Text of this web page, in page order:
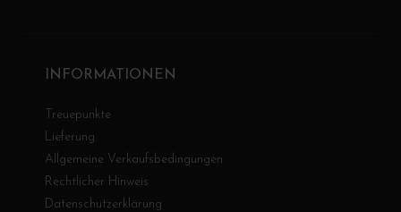
INFORMATIONEN
Treuepunkte
Lieferung
Allgemeine Verkaufsbedingungen
Rechtlicher Hinweis
Datenschutzerklärung